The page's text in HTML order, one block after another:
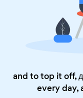
and to top it off,
every day,